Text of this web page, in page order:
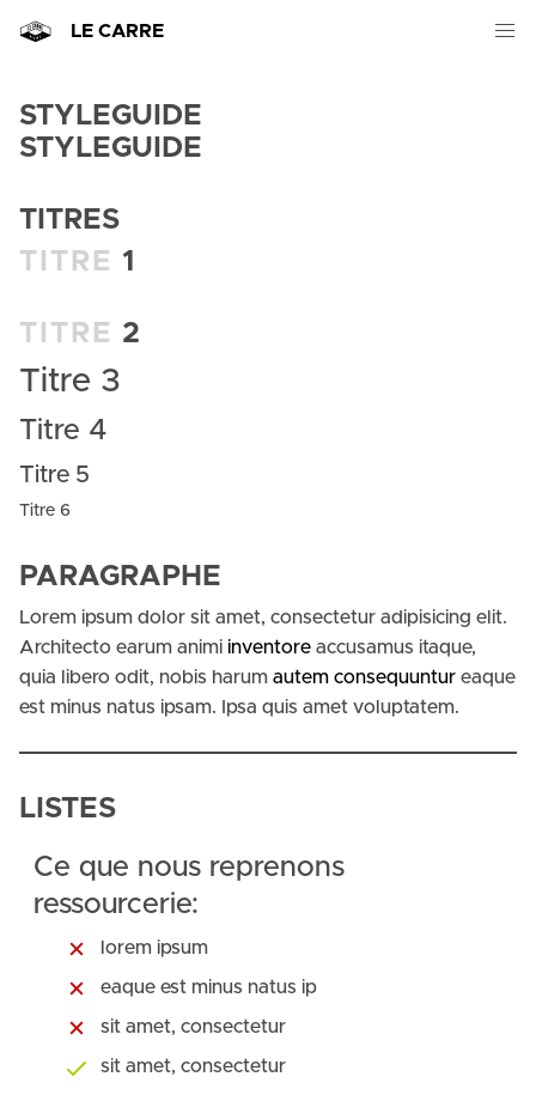
LE CARRE
STYLEGUIDE
STYLEGUIDE
TITRES
TITRE 1
TITRE 2
Titre 3
Titre 4
Titre 5
Titre 6
PARAGRAPHE
Lorem ipsum dolor sit amet, consectetur adipisicing elit.
Architecto earum animi inventore accusamus itaque,
quia libero odit, nobis harum autem consequuntur eaque
est minus natus ipsam. Ipsa quis amet voluptatem.
LISTES
Ce que nous reprenons
ressourcerie:
lorem ipsum
eaque est minus natus ip
sit amet, consectetur
sit amet, consectetur